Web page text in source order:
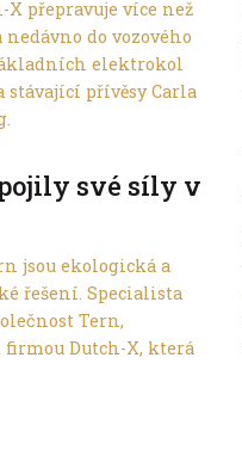
své síly v
jsou ekologická a
řešení. Specialista
Tern,
firmou Dutch-X, která